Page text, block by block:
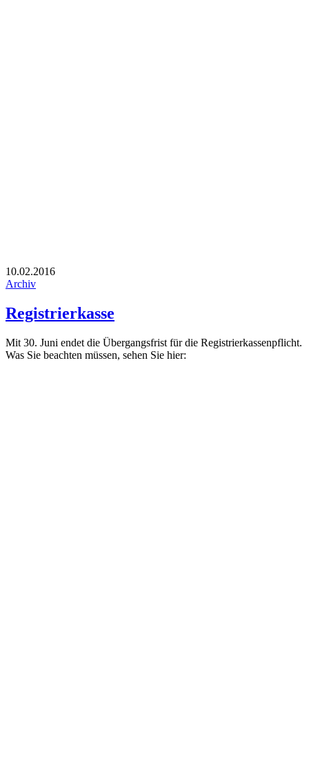
10.02.2016
Archiv
Registrierkasse
Mit 30. Juni endet die Übergangsfrist für die Registrierkassenpflicht.
Was Sie beachten müssen, sehen Sie hier: